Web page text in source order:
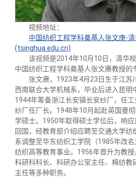
终身学习
信息化服务
三创大赛
实用信息
校友总会
总会简介
会长致辞
总会章程
理事会名单
关闭
视频地址：
中国纺织工程学科奠基人张文庚-
(tsinghua.edu.cn)
该视频是2014年10月10日，清华
中国纺织工程学科奠基人张文赓教授的
张文赓，1923年4月23日生于江苏
西南联合大学机械系，毕业后进入昆明
1944年筹备浙江长安镇长安纱厂，任
纱厂任厂长。1948年10月起赴英国曼
学硕士。1950年取得硕士学位后，响
回国，经教育部介绍应聘至交通大学纺
系调整至华东纺织工学院（1985年改
纺织高等教育事业。1956年晋升为教
科研科科长、科研办公室主任、棉纺教
主任等多种职务。